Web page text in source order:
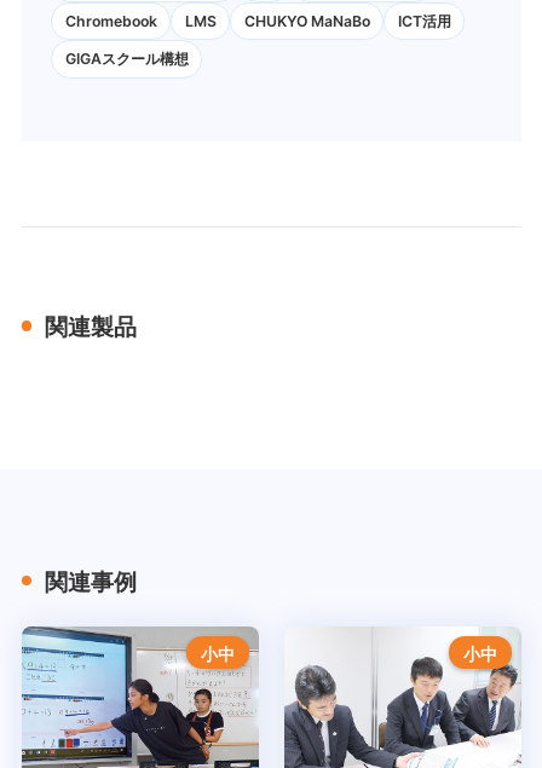
Chromebook LMS CHUKYO MaNaBo ICT活用
GIGAスクール構想
関連製品
関連事例
小中 小中